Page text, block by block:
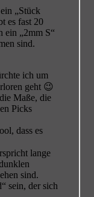
„Stück
es fast 20
ein „2mm S“
sind.
ich um
geht 😉
Maße, die
Picks
dass es
lange
sind.
sein, der sich